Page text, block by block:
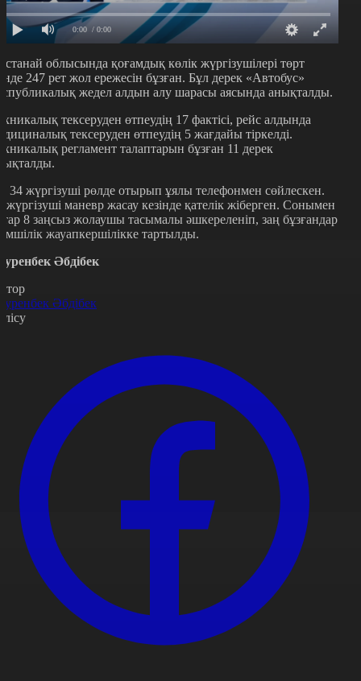
0:00 / 0:00
облысында қоғамдық көлік жүргізушілері төрт
247 рет жол ережесін бұзған. Бұл дерек «Автобус»
жедел алдын алу шарасы аясында анықталды.
тексеруден өтпеудің 17 фактісі, рейс алдында
тексеруден өтпеудің 5 жағдайы тіркелді.
регламент талаптарын бұзған 11 дерек
34 жүргізуші рөлде отырып ұялы телефонмен сөйлескен.
жүргізуші маневр жасау кезінде қателік жіберген. Сонымен
8 заңсыз жолаушы тасымалы әшкереленіп, заң бұзғандар
жауапкершілікке тартылды.
Әбдібек
Әбдібек